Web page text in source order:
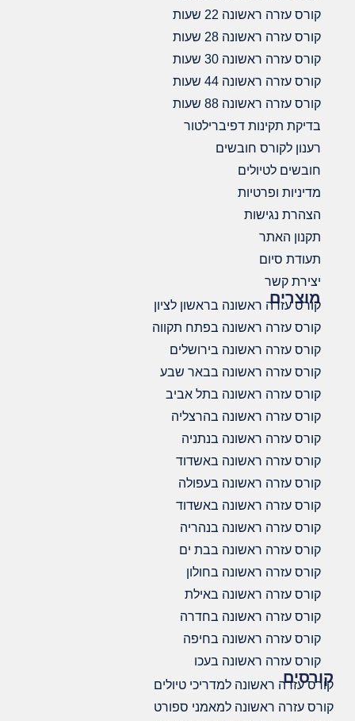
קורס עזרה ראשונה 22 שעות
קורס עזרה ראשונה 28 שעות
קורס עזרה ראשונה 30 שעות
קורס עזרה ראשונה 44 שעות
קורס עזרה ראשונה 88 שעות
בדיקת תקינות דפיברילטור
רענון לקורס חובשים
חובשים לטיולים
מדיניות ופרטיות
הצהרת נגישות
תקנון האתר
תעודת סיום
יצירת קשר
מוצרים
קורס עזרה ראשונה בראשון לציון
קורס עזרה ראשונה בפתח תקווה
קורס עזרה ראשונה בירושלים
קורס עזרה ראשונה בבאר שבע
קורס עזרה ראשונה בתל אביב
קורס עזרה ראשונה בהרצליה
קורס עזרה ראשונה בנתניה
קורס עזרה ראשונה באשדוד
קורס עזרה ראשונה בעפולה
קורס עזרה ראשונה באשדוד
קורס עזרה ראשונה בנהריה
קורס עזרה ראשונה בבת ים
קורס עזרה ראשונה בחולון
קורס עזרה ראשונה באילת
קורס עזרה ראשונה בחדרה
קורס עזרה ראשונה בחיפה
קורס עזרה ראשונה בעכו
קורסים
קורס עזרה ראשונה למדריכי טיולים
קורס עזרה ראשונה למאמני ספורט